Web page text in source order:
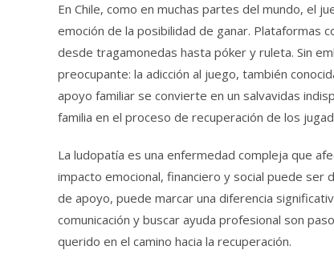
En Chile, como en muchas partes del mundo, el
emoción de la posibilidad de ganar. Plataformas
desde tragamonedas hasta póker y ruleta. Sin
preocupante: la adicción al juego, también
apoyo familiar se convierte en un salvavidas
familia en el proceso de recuperación de los
La ludopatía es una enfermedad compleja que
impacto emocional, financiero y social puede ser
de apoyo, puede marcar una diferencia
comunicación y buscar ayuda profesional son
querido en el camino hacia la recuperación.